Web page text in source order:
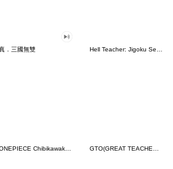
．三國無雙 Hell Teacher: Jigoku Sensei Nube